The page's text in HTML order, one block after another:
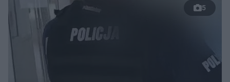
wyprzedzania zginął
kierowca auta
5